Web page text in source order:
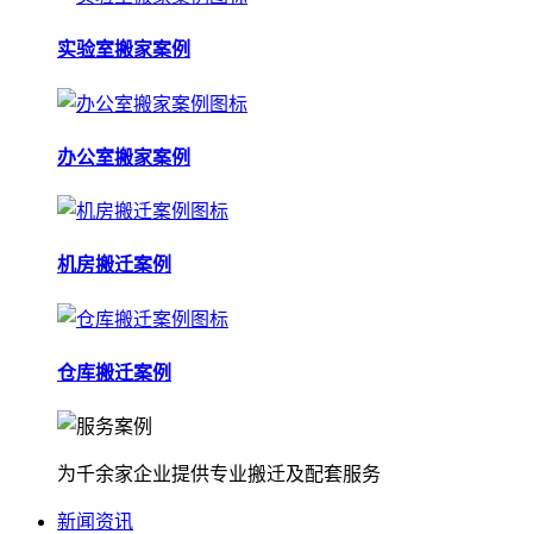
实验室搬家案例
办公室搬家案例
机房搬迁案例
仓库搬迁案例
为千余家企业提供专业搬迁及配套服务
新闻资讯